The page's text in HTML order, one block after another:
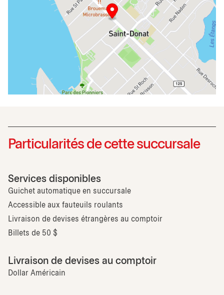
Particularités de cette succursale
Services disponibles
Guichet automatique en succursale
Accessible aux fauteuils roulants
Livraison de devises étrangères au comptoir
Billets de 50 $
Livraison de devises au comptoir
Dollar Américain